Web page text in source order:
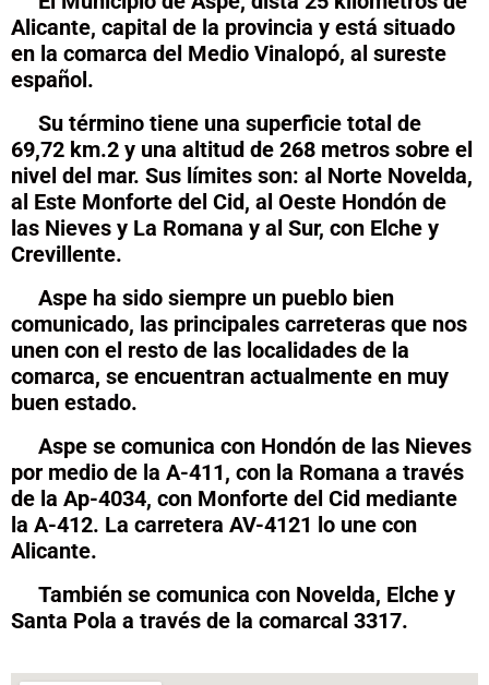
Alicante, capital de la provincia y está situado
en la comarca del Medio Vinalopó, al sureste
español.
Su término tiene una superficie total de
69,72 km.2 y una altitud de 268 metros sobre el
nivel del mar. Sus límites son: al Norte Novelda,
al Este Monforte del Cid, al Oeste Hondón de
las Nieves y La Romana y al Sur, con Elche y
Crevillente.
Aspe ha sido siempre un pueblo bien
comunicado, las principales carreteras que nos
unen con el resto de las localidades de la
comarca, se encuentran actualmente en muy
buen estado.
Aspe se comunica con Hondón de las Nieves
por medio de la A-411, con la Romana a través
de la Ap-4034, con Monforte del Cid mediante
la A-412. La carretera AV-4121 lo une con
Alicante.
También se comunica con Novelda, Elche y
Santa Pola a través de la comarcal 3317.